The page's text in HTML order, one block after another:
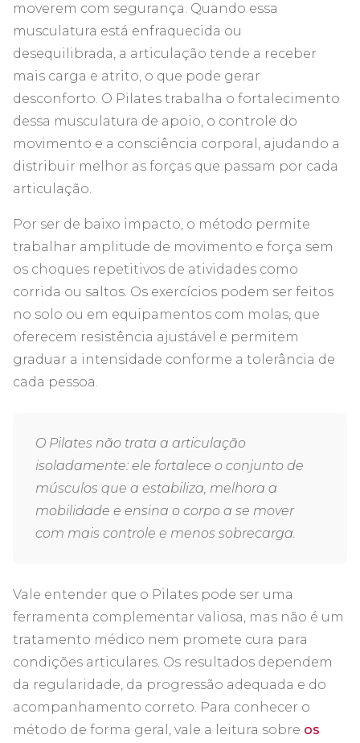
moverem com segurança. Quando essa
musculatura está enfraquecida ou
desequilibrada, a articulação tende a receber
mais carga e atrito, o que pode gerar
desconforto. O Pilates trabalha o fortalecimento
dessa musculatura de apoio, o controle do
movimento e a consciência corporal, ajudando a
distribuir melhor as forças que passam por cada
articulação.
Por ser de baixo impacto, o método permite
trabalhar amplitude de movimento e força sem
os choques repetitivos de atividades como
corrida ou saltos. Os exercícios podem ser feitos
no solo ou em equipamentos com molas, que
oferecem resistência ajustável e permitem
graduar a intensidade conforme a tolerância de
cada pessoa.
O Pilates não trata a articulação
isoladamente: ele fortalece o conjunto de
músculos que a estabiliza, melhora a
mobilidade e ensina o corpo a se mover
com mais controle e menos sobrecarga.
Vale entender que o Pilates pode ser uma
ferramenta complementar valiosa, mas não é um
tratamento médico nem promete cura para
condições articulares. Os resultados dependem
da regularidade, da progressão adequada e do
acompanhamento correto. Para conhecer o
método de forma geral, vale a leitura sobre os